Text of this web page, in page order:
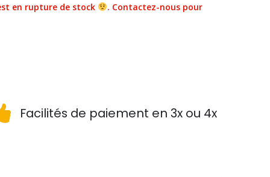
en rupture de stock
. Contactez-nous pour
Facilités de paiement en 3x ou 4x